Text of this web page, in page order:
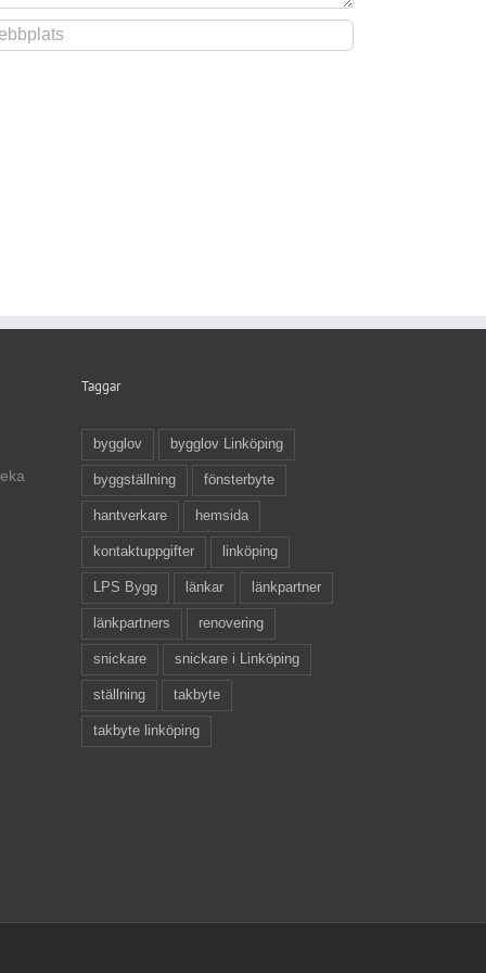
Taggar
bygglov bygglov Linköping
byggställning fönsterbyte
hantverkare hemsida
kontaktuppgifter linköping
LPS Bygg länkar länkpartner
länkpartners renovering
snickare snickare i Linköping
ställning takbyte
takbyte linköping